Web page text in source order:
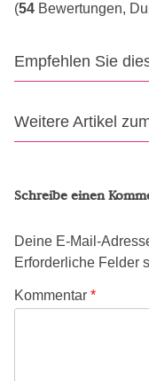
(54 Bewertungen,
Empfehlen Sie
Weitere Artikel
Schreibe einen
Deine E-Mail-
Erforderliche Felder
Kommentar *